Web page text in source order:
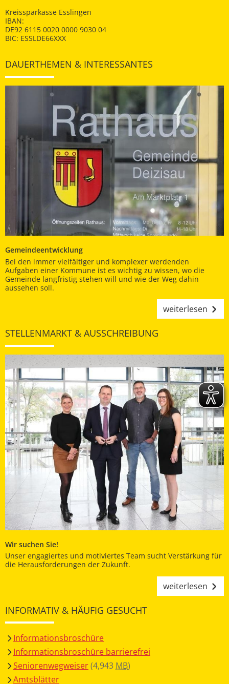
Kreissparkasse Esslingen
IBAN:
DE92 6115 0020 0000 9030 04
BIC: ESSLDE66XXX
DAUERTHEMEN & INTERESSANTES
Gemeindeentwicklung
Bei den immer vielfältiger und komplexer werdenden
Aufgaben einer Kommune ist es wichtig zu wissen, wo die
Gemeinde langfristig stehen will und wie der Weg dahin
aussehen soll.
weiterlesen
STELLENMARKT & AUSSCHREIBUNG
Wir suchen Sie!
Unser engagiertes und motiviertes Team sucht Verstärkung für
die Herausforderungen der Zukunft.
weiterlesen
INFORMATIV & HÄUFIG GESUCHT
Informationsbroschüre
Informationsbroschüre barrierefrei
Seniorenwegweiser(4,943 MB)
Amtsblätter